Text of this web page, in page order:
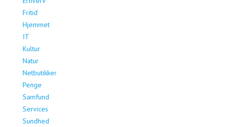
Fritid
Hjemmet
IT
Kultur
Natur
Netbutikker
Penge
Samfund
Services
Sundhed